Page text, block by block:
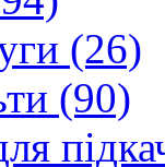
(26)
(90)